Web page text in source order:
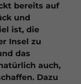
bereits auf
und
ist, die
Insel zu
das
auch,
Dazu